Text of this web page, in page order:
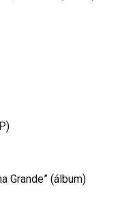
Grande” (álbum)